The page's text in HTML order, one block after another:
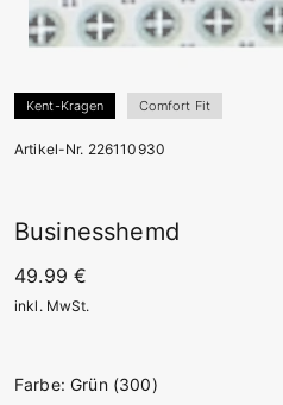
Kent-Kragen Comfort Fit
Artikel-Nr. 226110930
Businesshemd
49.99 €
inkl. MwSt.
Farbe: Grün (300)